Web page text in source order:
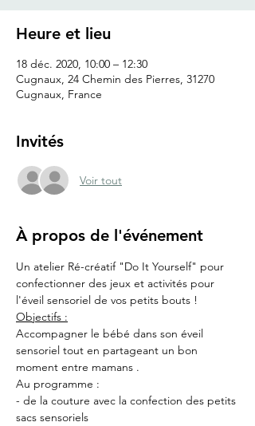
Heure et lieu
18 déc. 2020, 10:00 – 12:30
Cugnaux, 24 Chemin des Pierres, 31270
Cugnaux, France
Invités
Voir tout
À propos de l'événement
Un atelier Ré-créatif "Do It Yourself" pour
confectionner des jeux et activités pour
l'éveil sensoriel de vos petits bouts !
Objectifs :
Accompagner le bébé dans son éveil
sensoriel tout en partageant un bon
moment entre mamans .
Au programme :
- de la couture avec la confection des petits
sacs sensoriels